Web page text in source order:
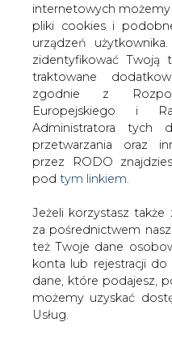
WŁĄCZ
internetowych
pliki cookies i
urządzeń
zidentyfikować Twoją
traktowane
zgodnie z
Europejskiego i
Administratora tych
przetwarzania oraz
przez RODO
pod tym linkiem.
Jeżeli korzystasz
za pośrednictwem
też Twoje dane
konta lub rejestracji do
dane, które podajesz,
możemy uzyskać
Usług.
Strona główna
elektromobilność
2018-09-19 00:00